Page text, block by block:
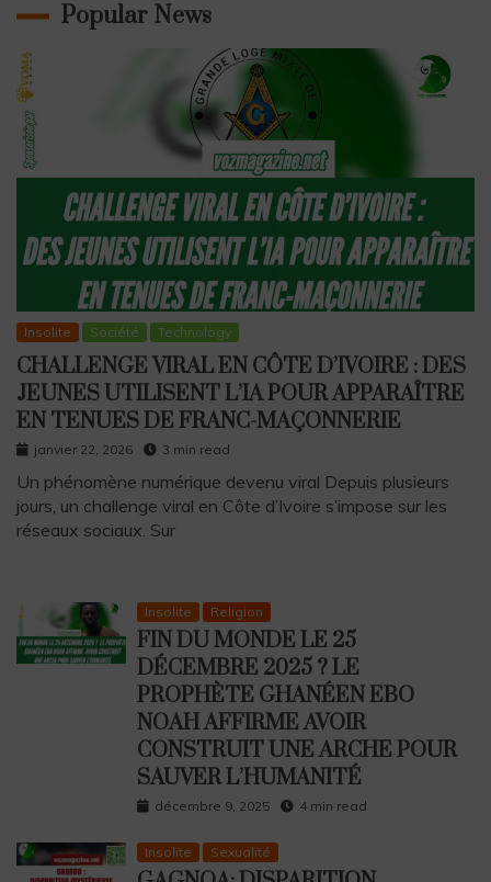
Popular News
Insolite Société Technology
CHALLENGE VIRAL EN CÔTE D’IVOIRE : DES
JEUNES UTILISENT L’IA POUR APPARAÎTRE
EN TENUES DE FRANC-MAÇONNERIE
janvier 22, 2026 3 min read
Un phénomène numérique devenu viral Depuis plusieurs
jours, un challenge viral en Côte d’Ivoire s’impose sur les
réseaux sociaux. Sur
Insolite Religion
FIN DU MONDE LE 25
DÉCEMBRE 2025 ? LE
PROPHÈTE GHANÉEN EBO
NOAH AFFIRME AVOIR
CONSTRUIT UNE ARCHE POUR
SAUVER L’HUMANITÉ
décembre 9, 2025 4 min read
Insolite Sexualité